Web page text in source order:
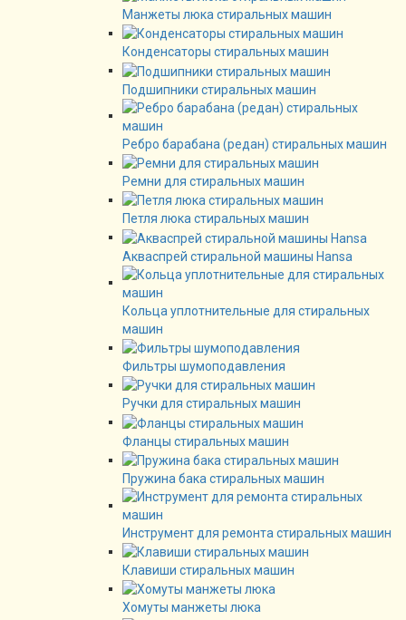
Манжеты люка стиральных машин
Конденсаторы стиральных машин
Подшипники стиральных машин
Ребро барабана (редан) стиральных машин
Ремни для стиральных машин
Петля люка стиральных машин
Акваспрей стиральной машины Hansa
Кольца уплотнительные для стиральных
машин
Фильтры шумоподавления
Ручки для стиральных машин
Фланцы стиральных машин
Пружина бака стиральных машин
Инструмент для ремонта стиральных машин
Клавиши стиральных машин
Хомуты манжеты люка